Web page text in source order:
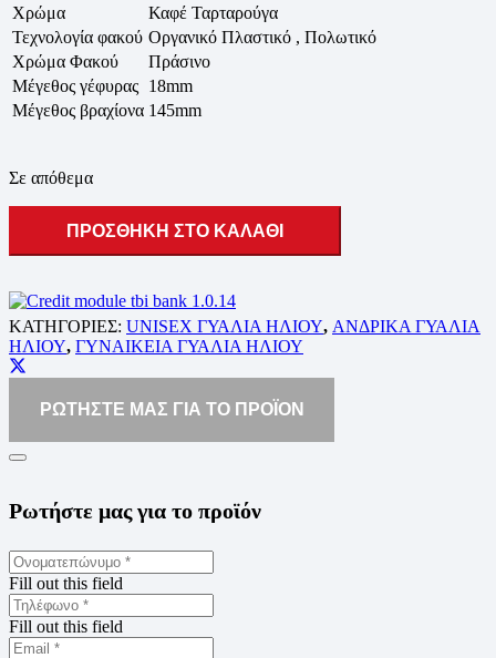
Χρώμα
Καφέ Ταρταρούγα
Τεχνολογία φακού Οργανικό Πλαστικό , Πολωτικό
Χρώμα Φακού
Πράσινο
Μέγεθος γέφυρας 18mm
Μέγεθος βραχίονα 145mm
Σε απόθεμα
ΠΡΟΣΘΗΚΗ ΣΤΟ ΚΑΛΑΘΙ
ΚΑΤΗΓΟΡΙΕΣ: UNISEX ΓΥΑΛΙΑ ΗΛΙΟΥ, ΑΝΔΡΙΚΑ ΓΥΑΛΙΑ
ΗΛΙΟΥ, ΓΥΝΑΙΚΕΙΑ ΓΥΑΛΙΑ ΗΛΙΟΥ
ΡΩΤΗΣΤΕ ΜΑΣ ΓΙΑ ΤΟ ΠΡΟΪΟΝ
Ρωτήστε μας για το προϊόν
Fill out this field
Fill out this field